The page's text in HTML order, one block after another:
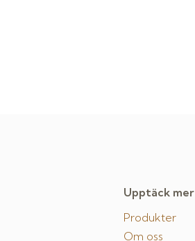
Upptäck mer
Produkter
Om oss